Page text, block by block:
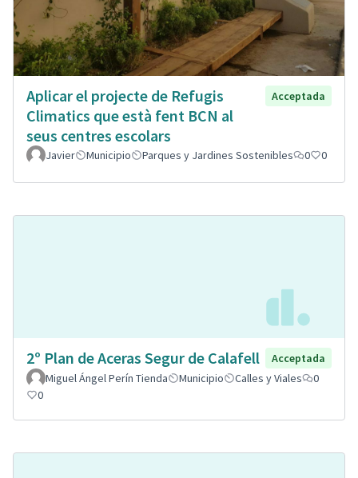
Aplicar el projecte de Refugis
Climatics que està fent BCN al
seus centres escolars
Acceptada
Javier Municipio Parques y Jardines Sostenibles 0 0
2º Plan de Aceras Segur de Calafell
Acceptada
Miguel Ángel Perín Tienda
Municipio Calles y Viales
0
0